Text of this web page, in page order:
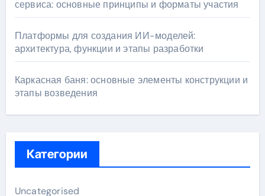
сервиса: основные принципы и форматы участия
Платформы для создания ИИ-моделей:
архитектура, функции и этапы разработки
Каркасная баня: основные элементы конструкции и
этапы возведения
Категории
Uncategorised